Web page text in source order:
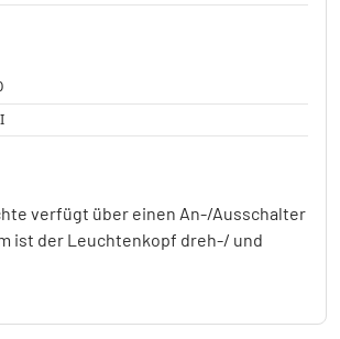
verfügt über einen An-/Ausschalter
ist der Leuchtenkopf dreh-/ und